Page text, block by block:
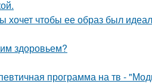
хочет чтобы ее образ был
здоровьем?
программа на тв -